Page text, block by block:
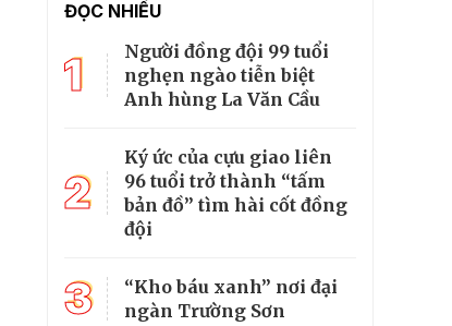
ĐỌC NHIỀU
1
Người đồng đội 99 tuổi
nghẹn ngào tiễn biệt
Anh hùng La Văn Cầu
2
Ký ức của cựu giao liên
96 tuổi trở thành “tấm
bản đồ” tìm hài cốt đồng
đội
3
“Kho báu xanh” nơi đại
ngàn Trường Sơn